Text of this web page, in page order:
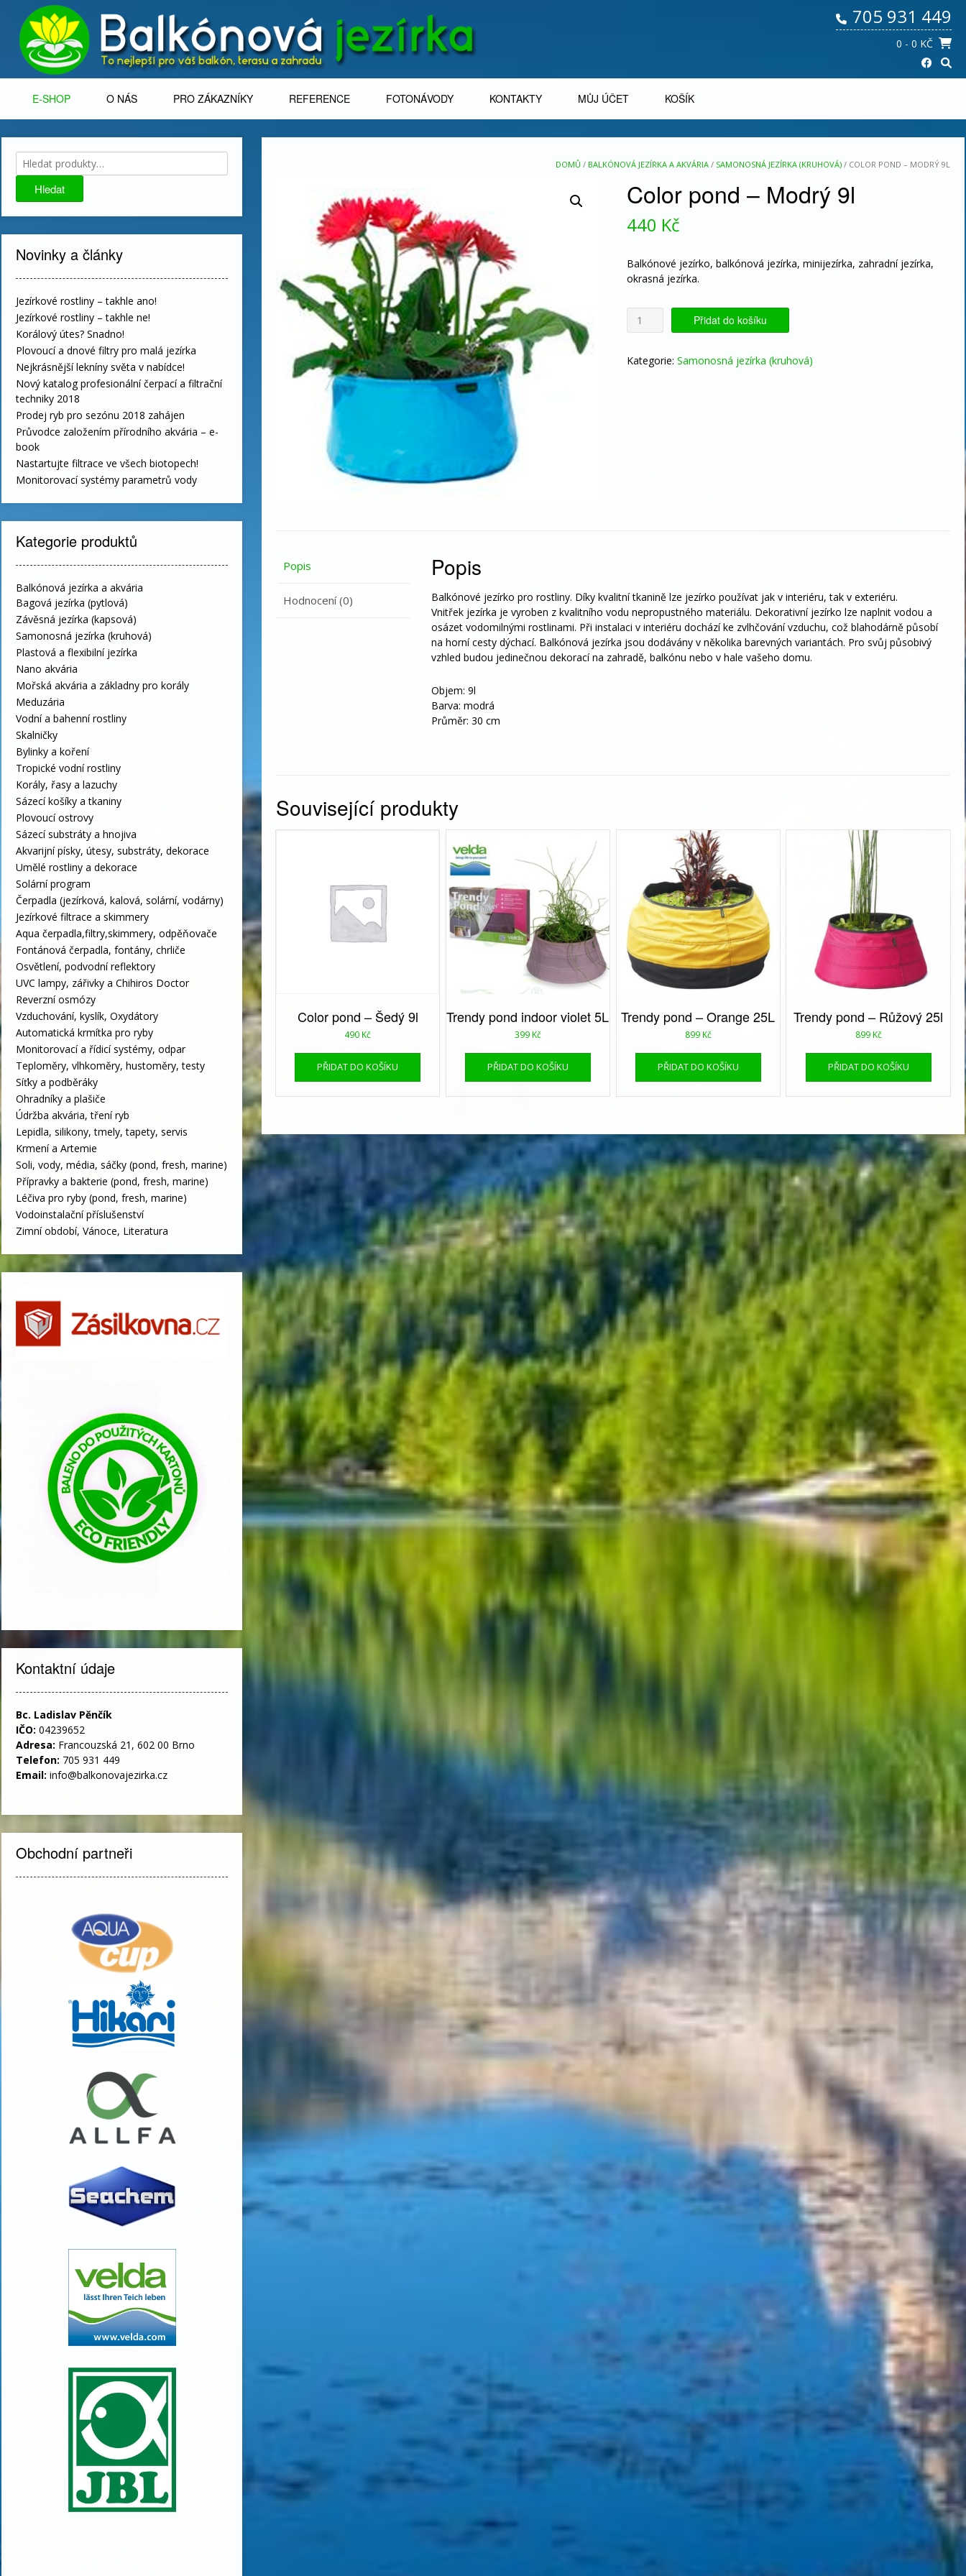
content
705 931 449
0 - 0 KČ
E-SHOP O NÁS PRO ZÁKAZNÍKY REFERENCE FOTONÁVODY KONTAKTY MŮJ ÚČET KOŠÍK
DOMŮ / BALKÓNOVÁ JEZÍRKA A AKVÁRIA / SAMONOSNÁ JEZÍRKA (KRUHOVÁ) / COLOR POND – MODRÝ 9L
Color pond – Modrý 9l
440 Kč
Balkónové jezírko, balkónová jezírka, minijezírka, zahradní jezírka,
okrasná jezírka.
Color
pond
Modrý
Přidat do košíku
Kategorie: Samonosná jezírka (kruhová)
Popis
Hodnocení (0)
Popis
Balkónové jezírko pro rostliny. Díky kvalitní tkanině lze jezírko používat jak v interiéru, tak v exteriéru.
Vnitřek jezírka je vyroben z kvalitního vodu nepropustného materiálu. Dekorativní jezírko lze naplnit vodou a
osázet vodomilnými rostlinami. Při instalaci v interiéru dochází ke zvlhčování vzduchu, což blahodárně působí
na horní cesty dýchací. Balkónová jezírka jsou dodávány v několika barevných variantách. Pro svůj působivý
vzhled budou jedinečnou dekorací na zahradě, balkónu nebo v hale vašeho domu.
Objem: 9l
Barva: modrá
Průměr: 30 cm
Související produkty
Color pond – Šedý 9l
490 Kč
PŘIDAT DO KOŠÍKU
Trendy pond indoor violet 5L
399 Kč
PŘIDAT DO KOŠÍKU
Trendy pond – Orange 25L
899 Kč
PŘIDAT DO KOŠÍKU
Trendy pond – Růžový 25l
899 Kč
PŘIDAT DO KOŠÍKU
Hledat:
Hledat
Novinky a články
Jezírkové rostliny – takhle ano!
Jezírkové rostliny – takhle ne!
Korálový útes? Snadno!
Plovoucí a dnové filtry pro malá jezírka
Nejkrásnější lekníny světa v nabídce!
Nový katalog profesionální čerpací a filtrační
techniky 2018
Prodej ryb pro sezónu 2018 zahájen
Průvodce založením přírodního akvária – e-
book
Nastartujte filtrace ve všech biotopech!
Monitorovací systémy parametrů vody
Kategorie produktů
Balkónová jezírka a akvária
Bagová jezírka (pytlová)
Závěsná jezírka (kapsová)
Samonosná jezírka (kruhová)
Plastová a flexibilní jezírka
Nano akvária
Mořská akvária a základny pro korály
Meduzária
Vodní a bahenní rostliny
Skalničky
Bylinky a koření
Tropické vodní rostliny
Korály, řasy a lazuchy
Sázecí košíky a tkaniny
Plovoucí ostrovy
Sázecí substráty a hnojiva
Akvarijní písky, útesy, substráty, dekorace
Umělé rostliny a dekorace
Solární program
Čerpadla (jezírková, kalová, solární, vodárny)
Jezírkové filtrace a skimmery
Aqua čerpadla,filtry,skimmery, odpěňovače
Fontánová čerpadla, fontány, chrliče
Osvětlení, podvodní reflektory
UVC lampy, zářivky a Chihiros Doctor
Reverzní osmózy
Vzduchování, kyslík, Oxydátory
Automatická krmítka pro ryby
Monitorovací a řídicí systémy, odpar
Teploměry, vlhkoměry, hustoměry, testy
Síťky a podběráky
Ohradníky a plašiče
Údržba akvária, tření ryb
Lepidla, silikony, tmely, tapety, servis
Krmení a Artemie
Soli, vody, média, sáčky (pond, fresh, marine)
Přípravky a bakterie (pond, fresh, marine)
Léčiva pro ryby (pond, fresh, marine)
Vodoinstalační příslušenství
Zimní období, Vánoce, Literatura
Kontaktní údaje
Bc. Ladislav Pěnčík
IČO: 04239652
Adresa: Francouzská 21, 602 00 Brno
Telefon: 705 931 449
Email: info@balkonovajezirka.cz
Obchodní partneři